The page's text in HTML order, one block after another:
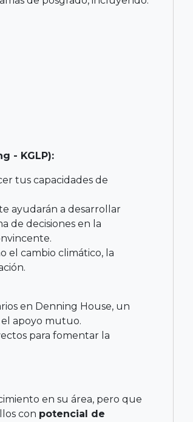
- KGLP):
tus capacidades de
ayudarán a desarrollar
de decisiones en la
el cambio climático, la
en Denning House, un
el apoyo mutuo.
para fomentar la
en su área, pero que
con potencial de